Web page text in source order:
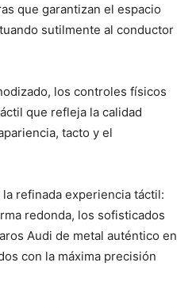
que garantizan el espacio
sutilmente al conductor
los controles físicos
que refleja la calidad
tacto y el
refinada experiencia táctil:
redonda, los sofisticados
Audi de metal auténtico en
con la máxima precisión